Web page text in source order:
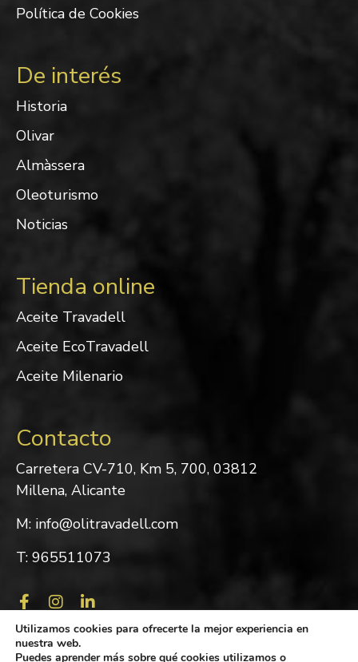
Política de Cookies
De interés
Historia
Olivar
Almàssera
Oleoturismo
Noticias
Tienda online
Aceite Travadell
Aceite EcoTravadell
Aceite Milenario
Contacto
Carretera CV-710, Km 5, 700, 03812
Millena, Alicante
M: info@olitravadell.com
T: 965511073
Utilizamos cookies para ofrecerte la mejor experiencia en
nuestra web.
Puedes aprender más sobre qué cookies utilizamos o